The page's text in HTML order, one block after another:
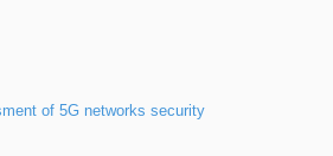
of 5G networks security